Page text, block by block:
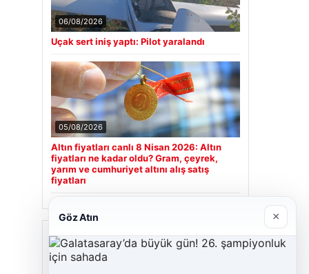
06/08/2026
Uçak sert iniş yaptı: Pilot yaralandı
05/08/2026
Altın fiyatları canlı 8 Nisan 2026: Altın
fiyatları ne kadar oldu? Gram, çeyrek,
yarım ve cumhuriyet altını alış satış
fiyatları
Son Eklenen Firmalar
Hastaş Beton
Göz Atın ×